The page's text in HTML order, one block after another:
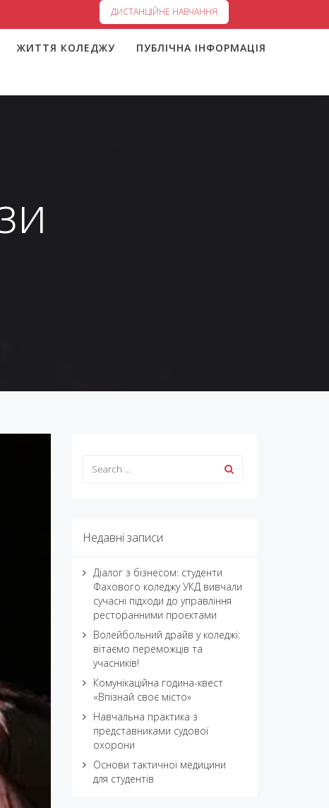
ДИСТАНЦІЙНЕ НАВЧАННЯ
ЖИТТЯ КОЛЕДЖУ ПУБЛІЧНА ІНФОРМАЦІЯ
Недавні записи
Діалог з бізнесом: студенти
Фахового коледжу УКД вивчали
сучасні підходи до управління
ресторанними проєктами
Волейбольний драйв у коледжі:
вітаємо переможців та
учасників!
Комунікаційна година-квест
«Впізнай своє місто»
Навчальна практика з
представниками судової
охорони
Основи тактичної медицини
для студентів